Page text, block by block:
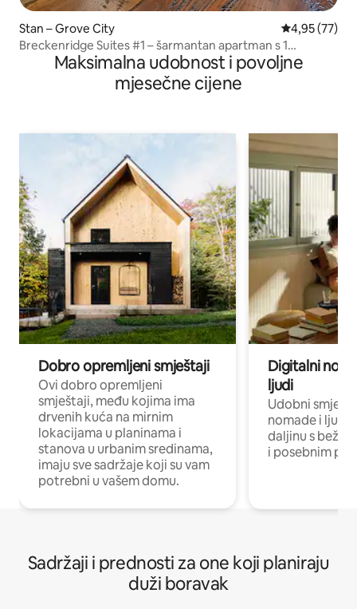
Stan – Grove City Prosječna
4,95 (77)
Breckenridge Suites #1 – šarmantan apartman s 1
spavaćom sobom
Maksimalna udobnost i povoljne
mjesečne cijene
Dobro opremljeni smještaji
Ovi dobro opremljeni
smještaji, među kojima ima
drvenih kuća na mirnim
lokacijama u planinama i
stanova u urbanim sredinama,
imaju sve sadržaje koji su vam
potrebni u vašem domu.
Digitalni
ljudi
Udobni
nomade i ljude
daljinu s
i posebnim
Sadržaji i prednosti za one koji planiraju
duži boravak